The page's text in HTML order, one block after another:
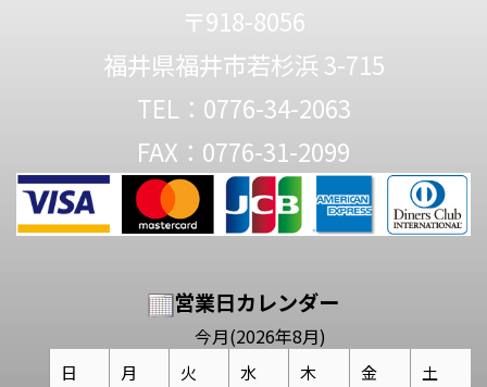
〒918-8056
福井県福井市若杉浜 3-715
TEL：0776-34-2063
FAX：0776-31-2099
営業日カレンダー
今月(2026年8月)
日 月 火 水 木 金 土